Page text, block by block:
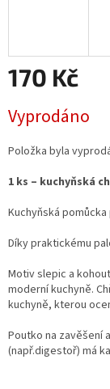
170 Kč
cena:
Vyprodáno
Položka byla
1 ks – kuchyňská
Kuchyňská
Díky praktickému
Motiv slepic a
moderní kuchyně.
kuchyně, kterou
Poutko na zavěšení
(např.digestoř) má